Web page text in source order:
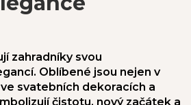
zahradníky svou
Oblíbené jsou nejen v
svatebních dekoracích a
čistotu, nový začátek a